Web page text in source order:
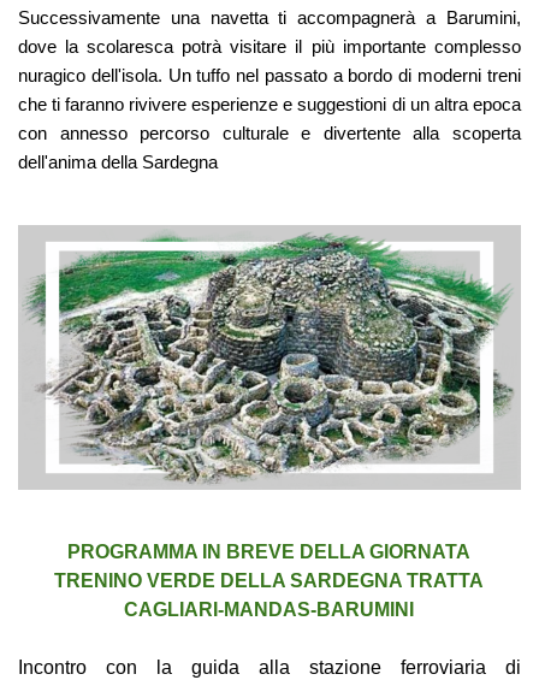
Successivamente una navetta ti accompagnerà a Barumini,
dove la scolaresca potrà visitare il più importante complesso
nuragico dell'isola. Un tuffo nel passato a bordo di moderni treni
che ti faranno rivivere esperienze e suggestioni di un altra epoca
con annesso percorso culturale e divertente alla scoperta
dell'anima della Sardegna
PROGRAMMA IN BREVE DELLA GIORNATA
TRENINO VERDE DELLA SARDEGNA TRATTA
CAGLIARI-MANDAS-BARUMINI
Incontro con la guida alla stazione ferroviaria di